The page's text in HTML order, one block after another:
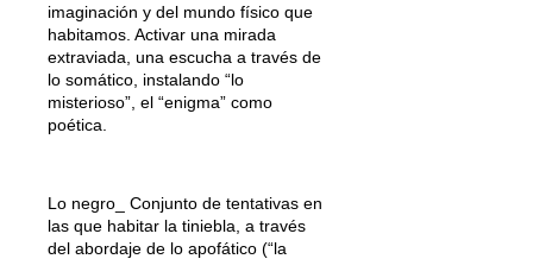
imaginación y del mundo físico que
habitamos. Activar una mirada
extraviada, una escucha a través de
lo somático, instalando “lo
misterioso”, el “enigma” como
poética.
Lo negro_ Conjunto de tentativas en
las que habitar la tiniebla, a través
del abordaje de lo apofático (“la